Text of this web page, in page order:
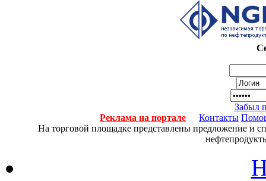
Забыл
Реклама на портале
Контакты
На торговой площадке представлены предложение и